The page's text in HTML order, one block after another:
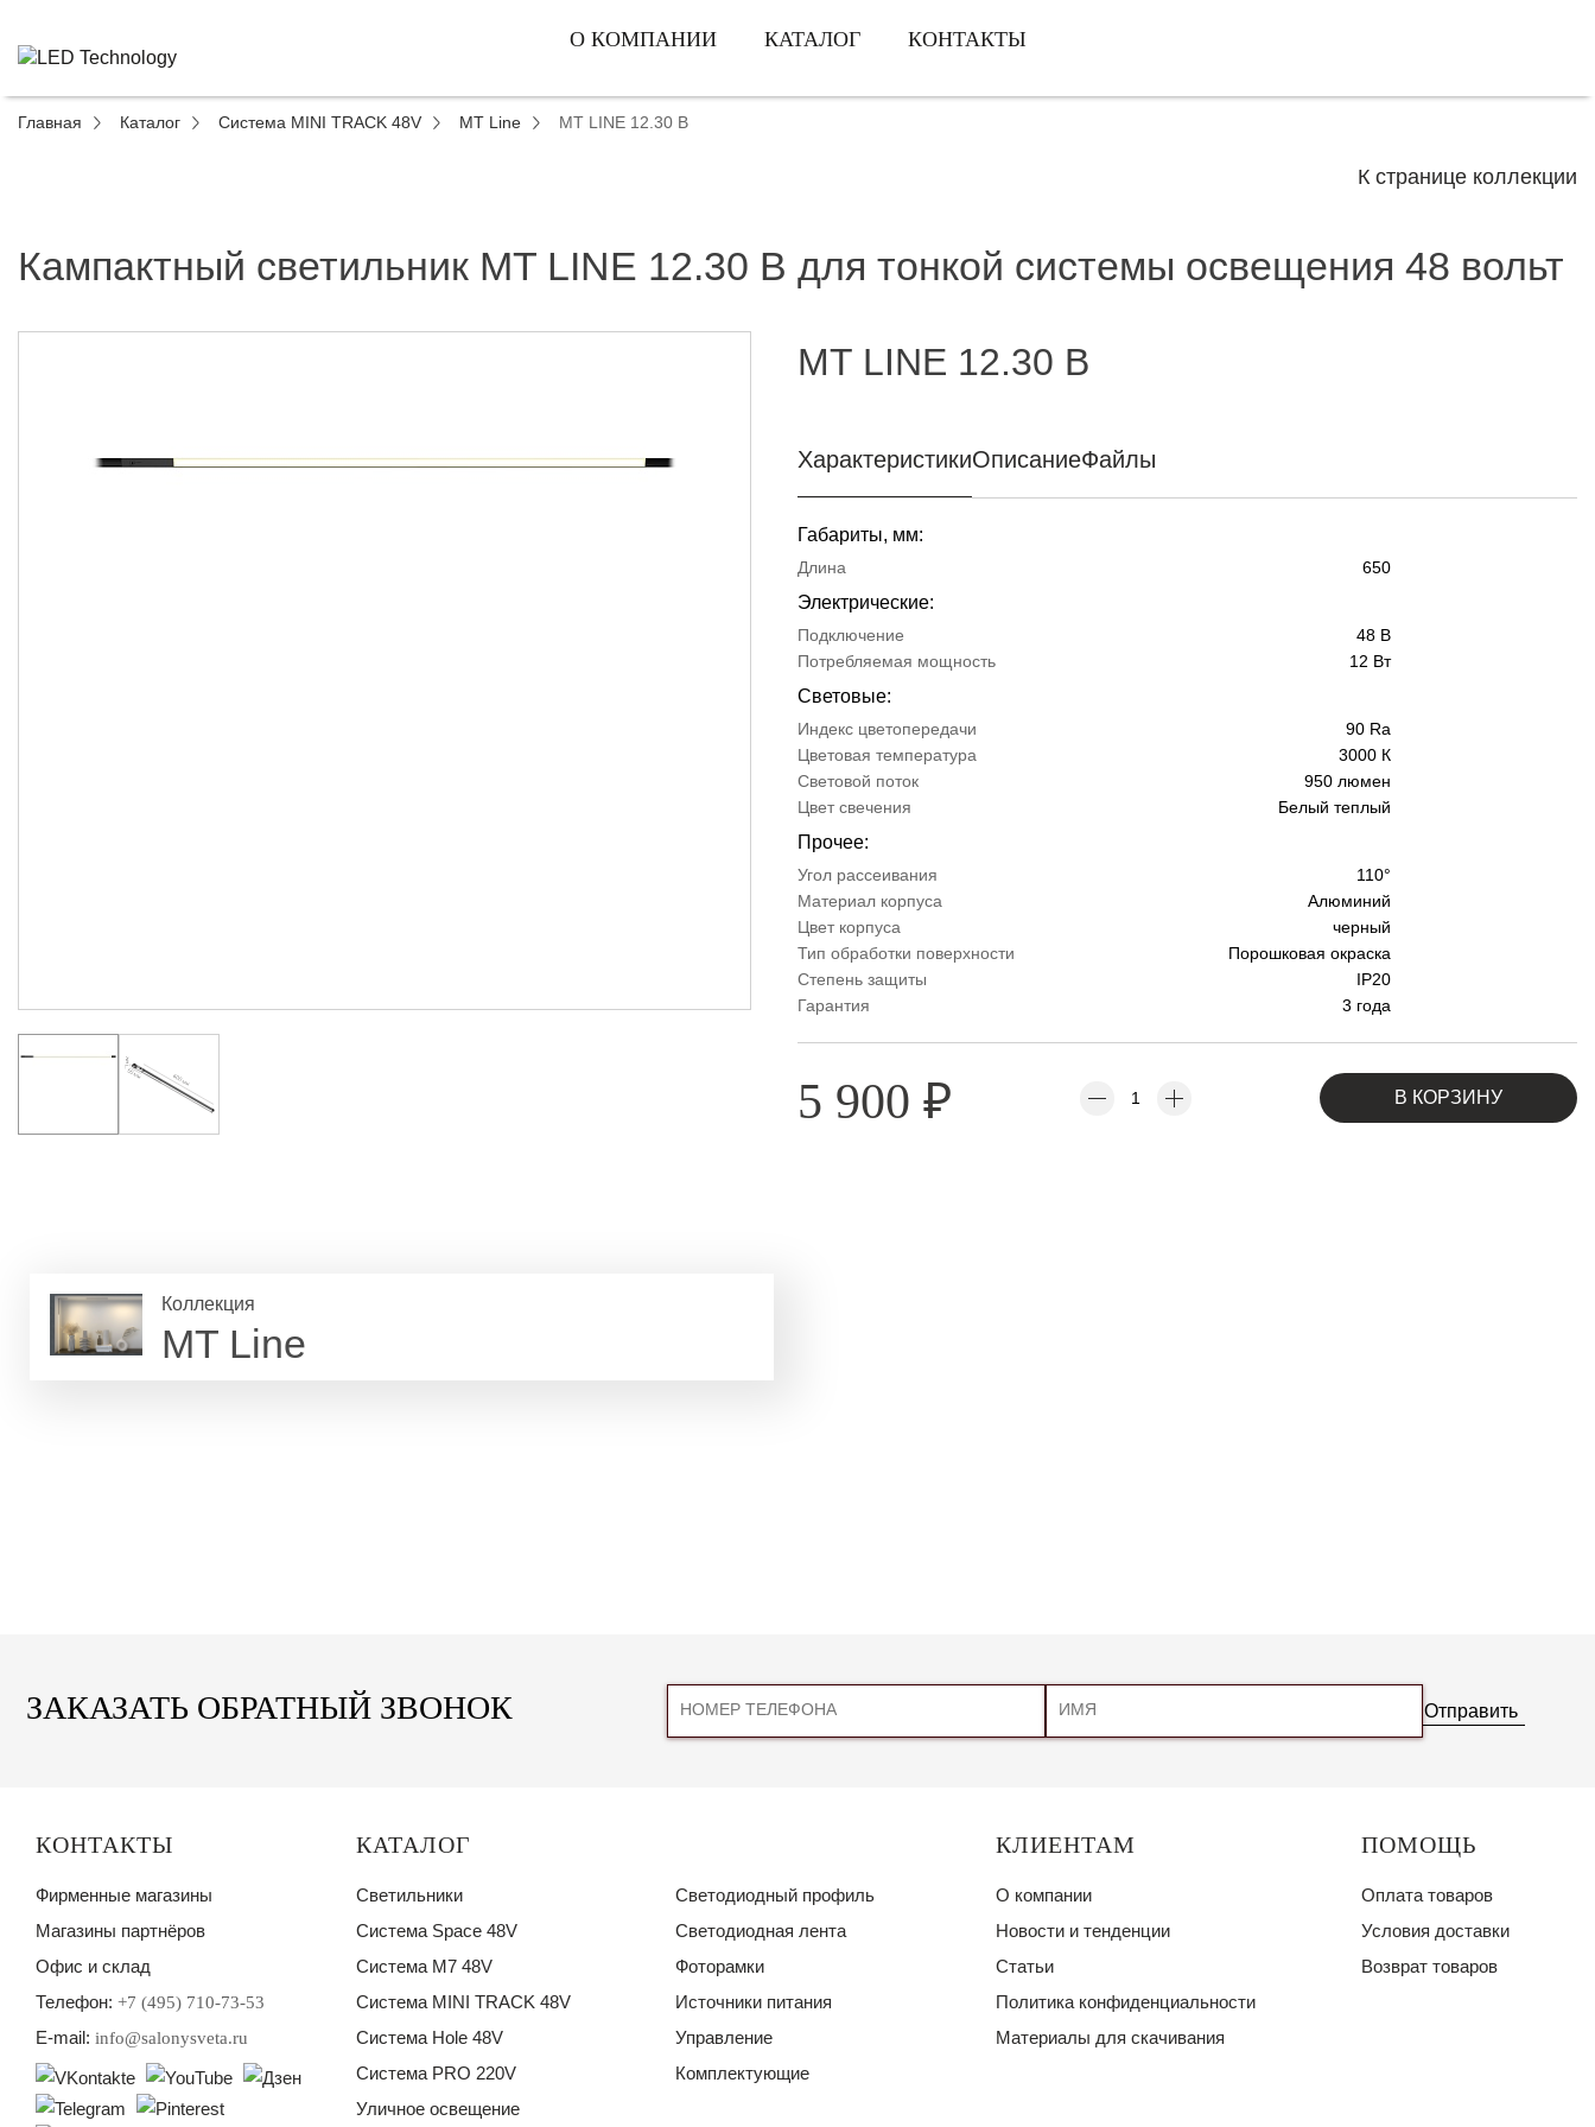
О КОМПАНИИ КАТАЛОГ КОНТАКТЫ
Главная Каталог Система MINI TRACK 48V MT Line MT LINE 12.30 B
К странице коллекции
Кампактный светильник MT LINE 12.30 B для тонкой системы освещения 48 вольт
MT LINE 12.30 B
ХарактеристикиОписаниеФайлы
Габариты, мм:
Длина 650
Электрические:
Подключение
48 В
Потребляемая мощность
12 Вт
Световые:
Индекс цветопередачи
90 Ra
Цветовая температура
3000 К
Световой поток
950 люмен
Цвет свечения
Белый теплый
Прочее:
Угол рассеивания
110°
Материал корпуса
Алюминий
Цвет корпуса
черный
Тип обработки поверхности
Порошковая окраска
Степень защиты
IP20
Гарантия
3 года
5 900 ₽ В КОРЗИНУ
Коллекция
MT Line
ЗАКАЗАТЬ ОБРАТНЫЙ ЗВОНОК Отправить
КАТАЛОГ
Светильники
Система Space 48V
Система M7 48V
Система MINI TRACK 48V
Система Hole 48V
Система PRO 220V
Уличное освещение
Светодиодный профиль
Светодиодная лента
Фоторамки
Источники питания
Управление
Комплектующие
КЛИЕНТАМ
О компании
Новости и тенденции
Статьи
Политика конфиденциальности
Материалы для скачивания
ПОМОЩЬ
Оплата товаров
Условия доставки
Возврат товаров
КОНТАКТЫ
Фирменные магазины
Магазины партнёров
Офис и склад
Телефон: +7 (495) 710-73-53
E-mail: info@salonysveta.ru